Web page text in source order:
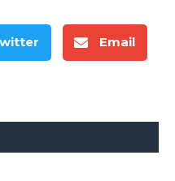
Email